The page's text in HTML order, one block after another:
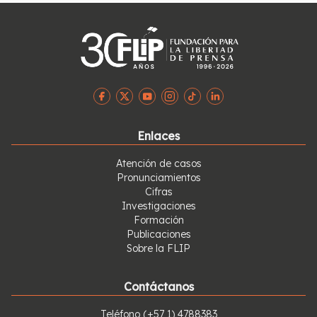
Enlaces
Atención de casos
Pronunciamientos
Cifras
Investigaciones
Formación
Publicaciones
Sobre la FLIP
Contáctanos
Teléfono (+57 1) 4788383